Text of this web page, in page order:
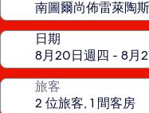
日期
旅客